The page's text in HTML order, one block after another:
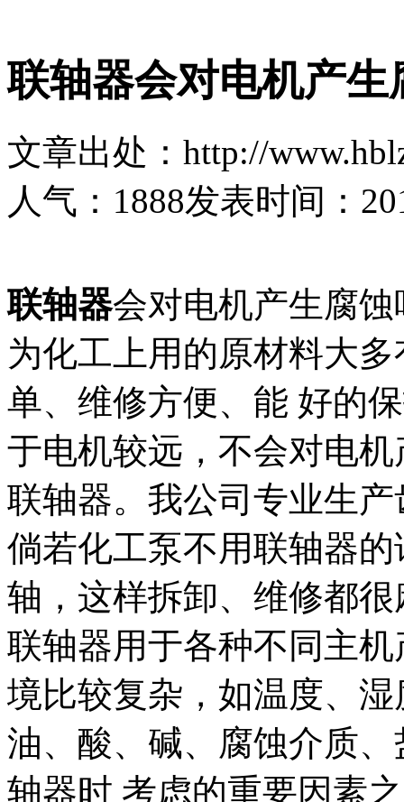
联轴器会对电机产生
文章出处：http://
人气： 1888发表时间：
联轴器会对电机产生腐
为化工上用的原材料大
单、维修方便、能 好的
于电机较远，不会对电
联轴器。我公司专业生
倘若化工泵不用联轴器
轴，这样拆卸、维修都
联轴器用于各种不同主
境比较复杂，如温度、
油、酸、碱、腐蚀介质
轴器时 考虑的重要因素